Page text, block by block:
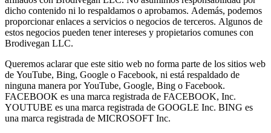
dicho contenido ni lo respaldamos o aprobamos. Además, podemos
proporcionar enlaces a servicios o negocios de terceros. Algunos de
estos negocios pueden tener intereses y propietarios comunes con
Brodivegan LLC.
Queremos aclarar que este sitio web no forma parte de los sitios web
de YouTube, Bing, Google o Facebook, ni está respaldado de
ninguna manera por YouTube, Google, Bing o Facebook.
FACEBOOK es una marca registrada de FACEBOOK, Inc.
YOUTUBE es una marca registrada de GOOGLE Inc. BING es
una marca registrada de MICROSOFT Inc.